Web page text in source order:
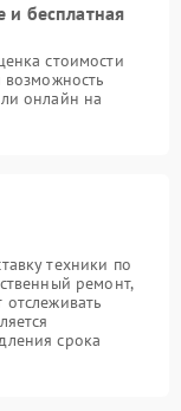
и бесплатная
стоимости
возможность
онлайн на
техники по
ремонт,
срока